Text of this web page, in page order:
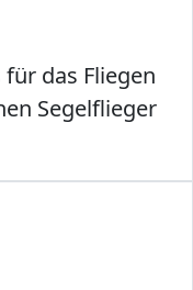
das Fliegen
Segelflieger